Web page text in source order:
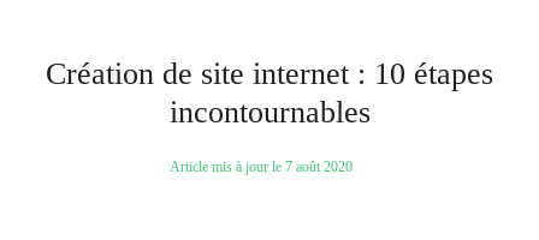
Création de site internet : 10 étapes
incontournables
Article mis à jour le 7 août 2020